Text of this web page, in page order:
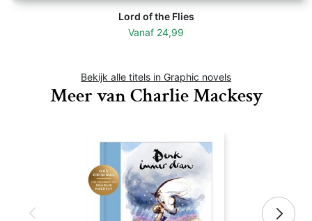
Lord of the Flies
Vanaf 24,99
Bekijk alle titels in Graphic novels
Meer van Charlie Mackesy